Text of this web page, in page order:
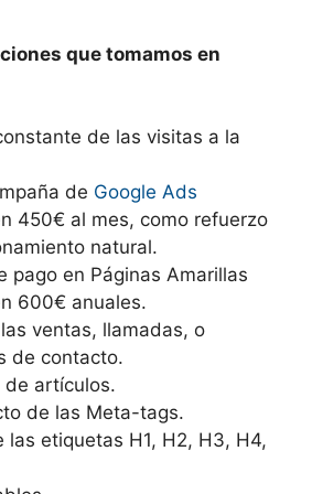
que tomamos en
de las visitas a la
de Google Ads
450€ al mes, como refuerzo
natural.
pago en Páginas Amarillas
600€ anuales.
ventas, llamadas, o
de contacto.
de artículos.
de las Meta-tags.
las etiquetas H1, H2, H3, H4,